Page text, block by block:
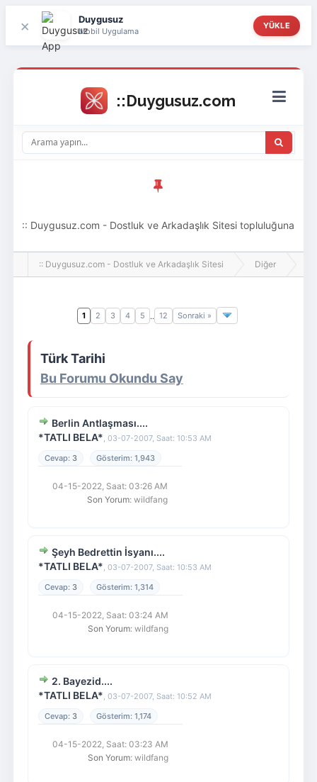
× Duygusuz
Mobil Uygulama
YÜKLE
:: Duygusuz.com - Dostluk ve Arkadaşlık Sitesi topluluğuna
hoş geldin ziyaretçi! Aramıza katılmak istersen kayıt
:: Duygusuz.com - Dostluk ve Arkadaşlık Sitesi Diğer
1 2 3 4 5 .. 12 Sonraki »
Bu Forumu Okundu Say
Türk Tarihi
Berlin Antlaşması....
*TATLI BELA*, 03-07-2007, Saat: 10:53 AM
3
1,943
04-15-2022, Saat: 03:26 AM
Son Yorum: wildfang
Şeyh Bedrettin İsyanı....
*TATLI BELA*, 03-07-2007, Saat: 10:53 AM
3
1,314
04-15-2022, Saat: 03:24 AM
Son Yorum: wildfang
2. Bayezid....
*TATLI BELA*, 03-07-2007, Saat: 10:52 AM
3
1,174
04-15-2022, Saat: 03:23 AM
Son Yorum: wildfang